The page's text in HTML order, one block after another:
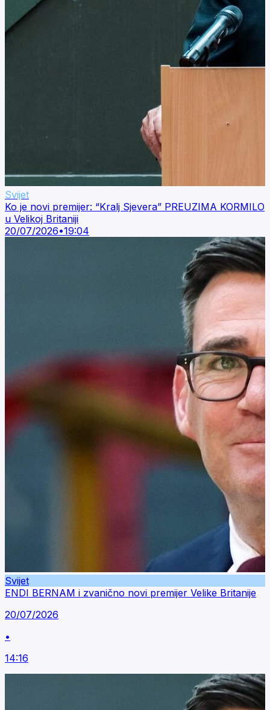
Svijet
Ko je novi premijer: “Kralj Sjevera” PREUZIMA KORMILO
u Velikoj Britaniji
20/07/2026•19:04
Svijet
ENDI BERNAM i zvanično novi premijer Velike Britanije
20/07/2026
•
14:16